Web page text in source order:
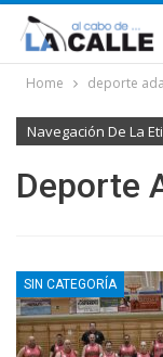
Home deporte
Navegación De La
Deporte
SIN CATEGORÍA